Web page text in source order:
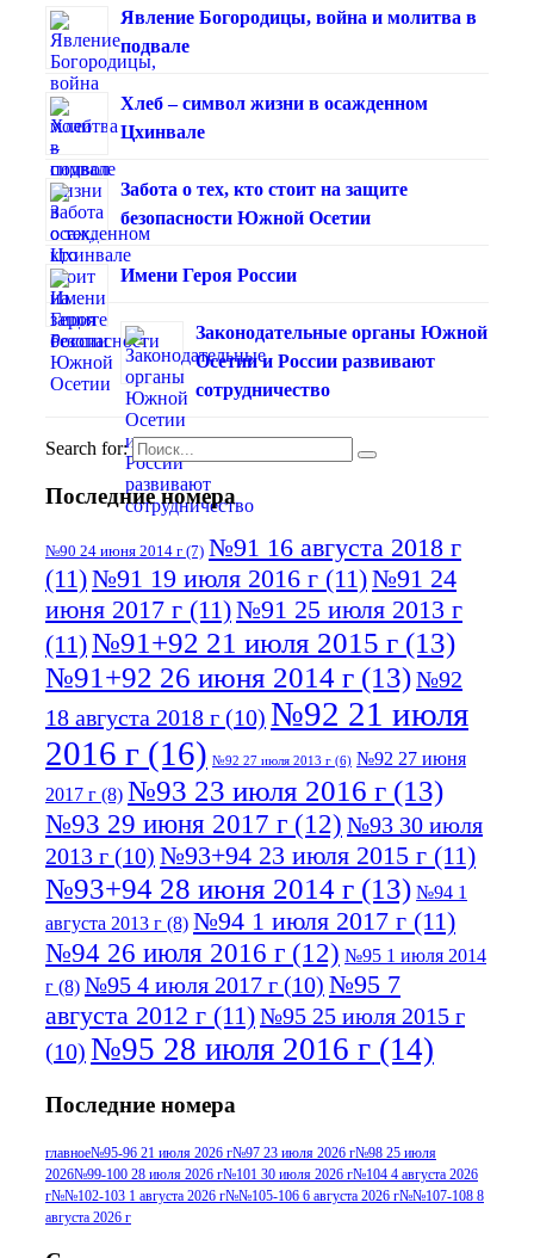
Явление Богородицы, война и молитва в
подвале
Хлеб – символ жизни в осажденном
Цхинвале
Забота о тех, кто стоит на защите
безопасности Южной Осетии
Имени Героя России
Законодательные органы Южной
Осетии и России развивают
сотрудничество
Search for:
Последние номера
№90 24 июня 2014 г (7) №91 16 августа 2018 г
(11)№91 19 июля 2016 г (11)№91 24
июня 2017 г (11)№91 25 июля 2013 г
(11)№91+92 21 июля 2015 г (13)
№91+92 26 июня 2014 г (13)№92
18 августа 2018 г (10) №92 21 июля
2016 г (16) №92 27 июля 2013 г (6) №92 27 июня
2017 г (8) №93 23 июля 2016 г (13)
№93 29 июня 2017 г (12) №93 30 июля
2013 г (10) №93+94 23 июля 2015 г (11)
№93+94 28 июня 2014 г (13) №94 1
августа 2013 г (8) №94 1 июля 2017 г (11)
№94 26 июля 2016 г (12) №95 1 июля 2014
г (8) №95 4 июля 2017 г (10) №95 7
августа 2012 г (11)№95 25 июля 2015 г
(10) №95 28 июля 2016 г (14)
июля 2017 г(11)№96 9 августа 2012
г(13) №96 28 июля 2015 г(9) №96+97 3
июля 2014 г(10)№96+97 30 июля
2016 г(13)
Последние номера
главное№95-96 21 июля 2026 г№97 23 июля 2026 г№98 25 июля
2026№99-100 28 июля 2026 г№101 30 июля 2026 г№104 4 августа 2026
г№№102-103 1 августа 2026 г№№105-106 6 августа 2026 г№№107-108 8
августа 2026 г